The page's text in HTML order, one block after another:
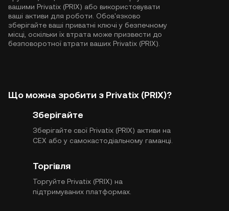
вашими Privatix (PRIX) або використовувати
ваші активи для роботи. Обов'язково
зберігайте ваші приватні ключі у безпечному
місці, оскільки їх втрата може призвести до
безповоротної втрати ваших Privatix (PRIX).
Що можна зробити з Privatix (PRIX)?
Зберігайте
Зберігайте свої Privatix (PRIX) активи на
CEX або у самокастодіальному гаманці.
Торгівля
Торгуйте Privatix (PRIX) на
підтримуваних платформах.